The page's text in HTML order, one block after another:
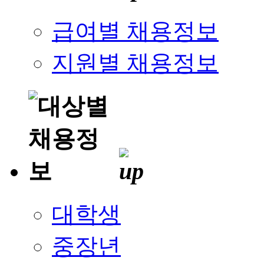
급여별 채용정보
지원별 채용정보
대학생
중장년